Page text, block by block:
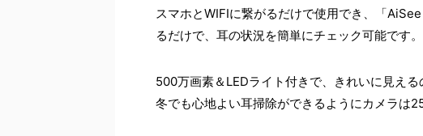
スマホとWIFIに繋がるだけで使用でき、「
るだけで、耳の状況を簡単にチェック可能です。
500万画素＆LEDライト付きで、きれいに見える
冬でも心地よい耳掃除ができるようにカメラは